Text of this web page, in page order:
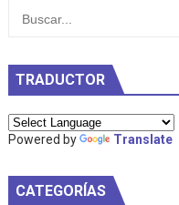
TRADUCTOR
Powered by Translate
CATEGORÍAS